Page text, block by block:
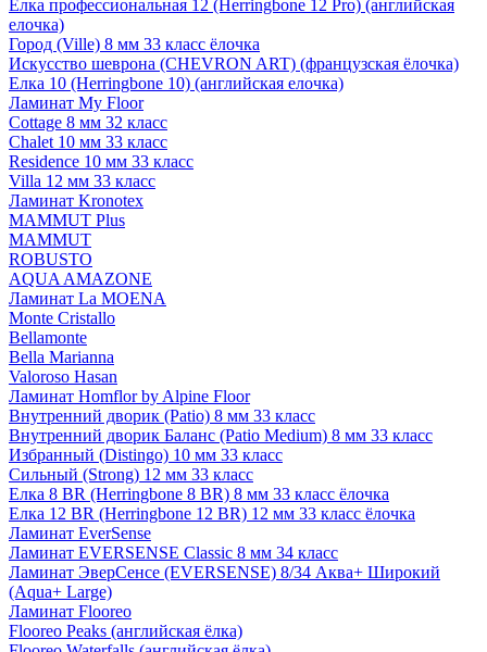
Елка профессиональная 12 (Herringbone 12 Pro) (английская
елочка)
Город (Ville) 8 мм 33 класс ёлочка
Искусство шеврона (CHEVRON ART) (французская ёлочка)
Елка 10 (Herringbone 10) (английская елочка)
Ламинат My Floor
Cottage 8 мм 32 класс
Chalet 10 мм 33 класс
Residence 10 мм 33 класс
Villa 12 мм 33 класс
Ламинат Kronotex
MAMMUT Plus
MAMMUT
ROBUSTO
AQUA AMAZONE
Ламинат La MOENA
Monte Cristallo
Bellamonte
Bella Marianna
Valoroso Hasan
Ламинат Homflor by Alpine Floor
Внутренний дворик (Patio) 8 мм 33 класс
Внутренний дворик Баланс (Patio Medium) 8 мм 33 класс
Избранный (Distingo) 10 мм 33 класс
Сильный (Strong) 12 мм 33 класс
Елка 8 BR (Herringbone 8 BR) 8 мм 33 класс ёлочка
Елка 12 BR (Herringbone 12 BR) 12 мм 33 класс ёлочка
Ламинат EverSense
Ламинат EVERSENSE Classic 8 мм 34 класс
Ламинат ЭверСенсе (EVERSENSE) 8/34 Аква+ Широкий
(Aqua+ Large)
Ламинат Flooreo
Flooreo Peaks (английская ёлка)